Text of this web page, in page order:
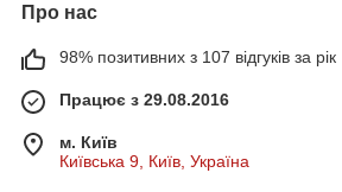
Про нас
98% позитивних з 107 відгуків за рік
Працює з 29.08.2016
м. Київ
Київська 9, Київ, Україна